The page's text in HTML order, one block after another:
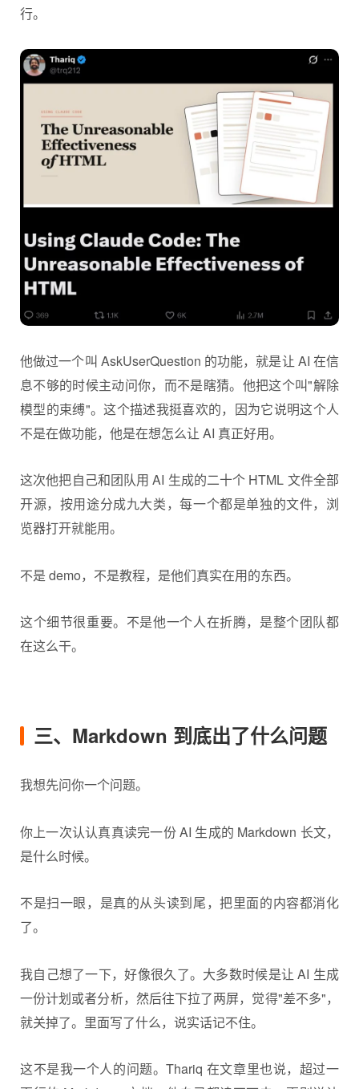
行。
他做过一个叫 AskUserQuestion 的功能，就是让 AI 在信
息不够的时候主动问你，而不是瞎猜。他把这个叫"解除
模型的束缚"。这个描述我挺喜欢的，因为它说明这个人
不是在做功能，他是在想怎么让 AI 真正好用。
这次他把自己和团队用 AI 生成的二十个 HTML 文件全部
开源，按用途分成九大类，每一个都是单独的文件，浏
览器打开就能用。
不是 demo，不是教程，是他们真实在用的东西。
这个细节很重要。不是他一个人在折腾，是整个团队都
在这么干。
三、Markdown 到底出了什么问题
我想先问你一个问题。
你上一次认认真真读完一份 AI 生成的 Markdown 长文，
是什么时候。
不是扫一眼，是真的从头读到尾，把里面的内容都消化
了。
我自己想了一下，好像很久了。大多数时候是让 AI 生成
一份计划或者分析，然后往下拉了两屏，觉得"差不多"，
就关掉了。里面写了什么，说实话记不住。
这不是我一个人的问题。Thariq 在文章里也说，超过一